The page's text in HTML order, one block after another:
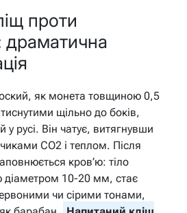
проти
драматична
як монета товщиною 0,5
щільно до боків,
у русі. Він чатує, витягнувши
CO2 і теплом. Після
кров’ю: тіло
діаметром 10-20 мм, стає
чи сірими тонами,